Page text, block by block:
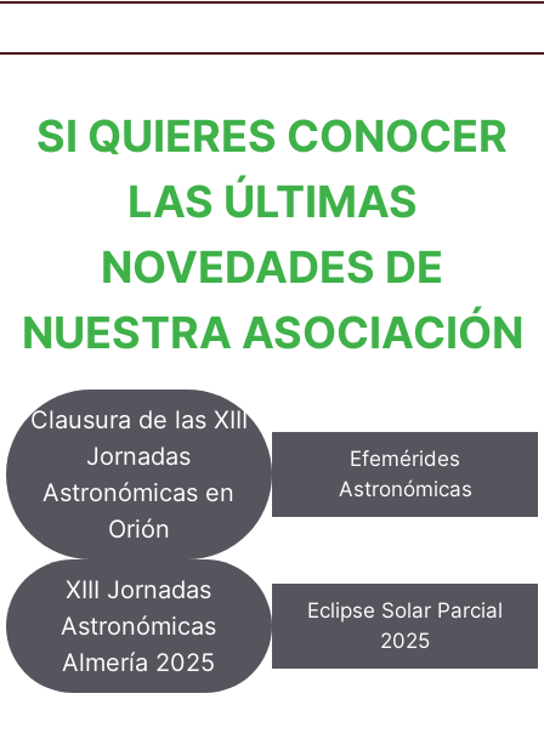
SI QUIERES CONOCER
LAS ÚLTIMAS
NOVEDADES DE
NUESTRA ASOCIACIÓN
Clausura de las XIII
Jornadas
Astronómicas en
Orión
Efemérides
Astronómicas
XIII Jornadas
Astronómicas
Almería 2025
Eclipse Solar Parcial
2025